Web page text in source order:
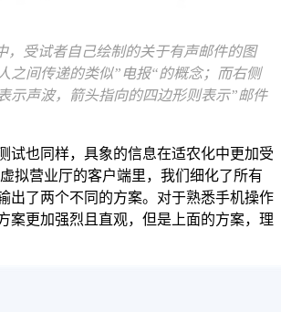
，受试者自己绘制的关于有声邮件的图
之间传递的类似”电报“的概念；而右侧
示声波，箭头指向的四边形则表示”邮件
试也同样，具象的信息在适农化中更加受
拟营业厅的客户端里，我们细化了所有
出了两个不同的方案。对于熟悉手机操作
案更加强烈且直观，但是上面的方案，理